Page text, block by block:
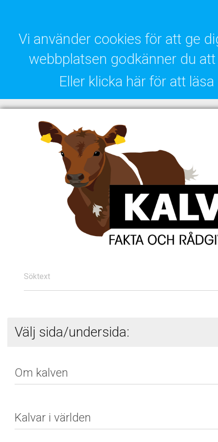
Vi använder cookies för att ge
webbplatsen godkänner du
Eller klicka här för att
Söktext
Välj sida/undersida: